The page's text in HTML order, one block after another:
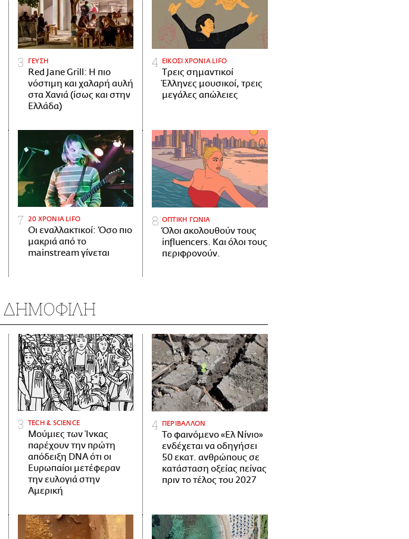
ΓΕΥΣΗ
Red Jane Grill: Η πιο
νόστιμη και χαλαρή αυλή
στα Χανιά (ίσως και στην
Ελλάδα)
ΕΙΚΟΣΙ ΧΡΟΝΙΑ LIFO
Tρεις σημαντικοί
Έλληνες μουσικοί, τρεις
μεγάλες απώλειες
20 ΧΡΟΝΙΑ LIFO
Οι εναλλακτικοί: Όσο πιο
μακριά από το
mainstream γίνεται
ΟΠΤΙΚΗ ΓΩΝΙΑ
Όλοι ακολουθούν τους
influencers. Και όλοι τους
περιφρονούν.
ΔΗΜΟΦΙΛΗ
ΤECH & SCIENCE
Μούμιες των Ίνκας
παρέχουν την πρώτη
απόδειξη DNA ότι οι
Ευρωπαίοι μετέφεραν
την ευλογιά στην
Αμερική
ΠΕΡΙΒΑΛΛΟΝ
Το φαινόμενο «Ελ Νίνιο»
ενδέχεται να οδηγήσει
50 εκατ. ανθρώπους σε
κατάσταση οξείας πείνας
πριν το τέλος του 2027